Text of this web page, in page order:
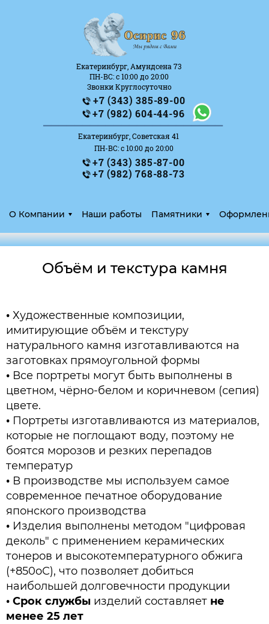
+7 (982) 604-44-96
+7 (343) 385-87-00
Екатеринбург, Амундсена 73
Екатеринбург, Советская 41
ПН-ВС: с 10:00 до 20:00
Звонки Круглосуточно
ПН-ВС: с 10:00 до 20:00
_______________________
+7 (982) 768-88-73
+7 (343) 385-89-00
О Компании Наши работы Памятники
Объём и текстура камня
• Художественные композиции,
имитирующие объём и текстуру
натурального камня изготавливаются на
заготовках прямоугольной формы
• Все портреты могут быть выполнены в
цветном, чёрно-белом и коричневом (сепия)
цвете.
• Портреты изготавливаются из материалов,
которые не поглощают воду, поэтому не
боятся морозов и резких перепадов
температур
• В производстве мы используем самое
современное печатное оборудование
японского производства
• Изделия выполнены методом "цифровая
деколь" с применением керамических
тонеров и высокотемпературного обжига
(+850oС), что позволяет добиться
наибольшей долговечности продукции
• Срок службы изделий составляет не
менее 25 лет